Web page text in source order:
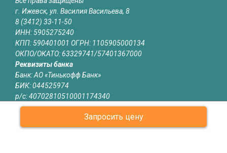
Запросить цену
г. Ижевск, ул. Василия Васильева, 8
8 (3412) 33-11-50
ИНН: 5905275240
КПП: 590401001 ОГРН: 1105905000134
ОКПО/ОКАТО: 63329741/57401367000
Реквизиты банка
Банк: АО «Тинькофф Банк»
БИК: 044525974
р/с: 40702810510001174340
к/с: 30101810145250000974
Юридическая информация
Информация на сайте izhevsk.revitech.ru не является публичной